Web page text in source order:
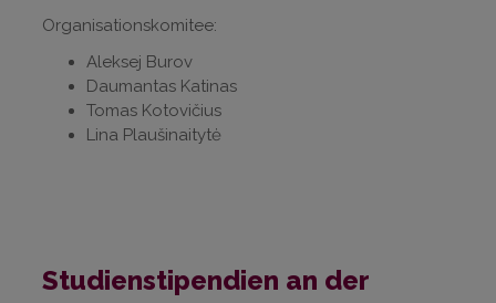
Organisationskomitee:
Aleksej Burov
Daumantas Katinas
Tomas Kotovičius
Lina Plaušinaitytė
Studienstipendien an der